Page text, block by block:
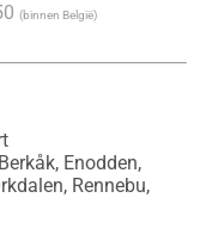
(binnen België)
Enodden,
Rennebu,